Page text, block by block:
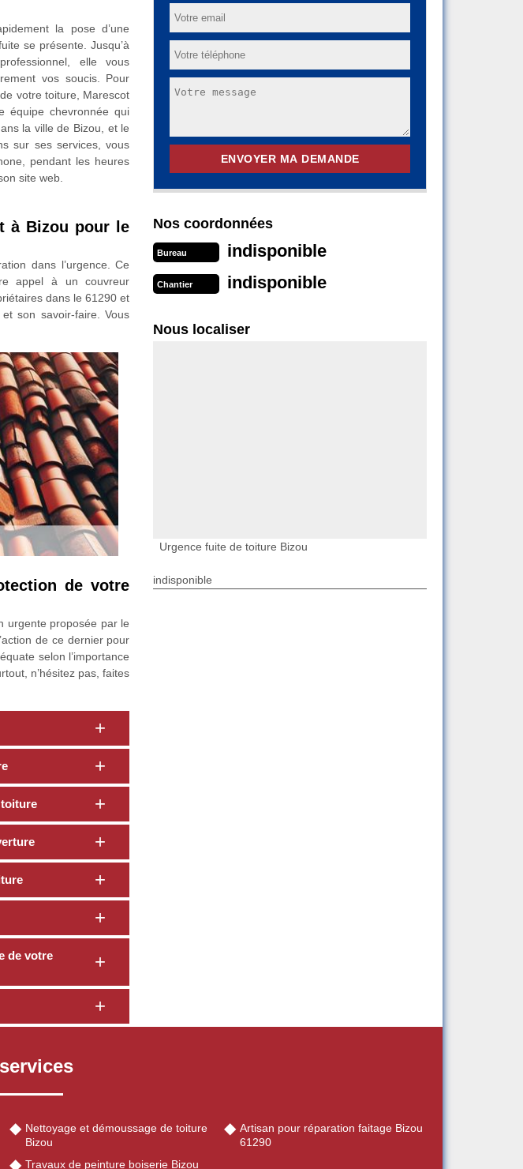
la pose d’une
se présente. Jusqu’à
elle vous
vos soucis. Pour
votre toiture, Marescot
équipe chevronnée qui
la ville de Bizou, et le
sur ses services, vous
pendant les heures
site web.
à Bizou pour le
dans l’urgence. Ce
appel à un couvreur
dans le 61290 et
son savoir-faire. Vous
de votre
urgente proposée par le
de ce dernier pour
selon l’importance
n’hésitez pas, faites
de votre
Nos coordonnées
Bureau indisponible
Chantier indisponible
Nous localiser
Urgence fuite de toiture Bizou
indisponible
Nettoyage et démoussage de toiture
Bizou
Travaux de peinture boiserie Bizou
Artisan pour réparation faitage Bizou
61290